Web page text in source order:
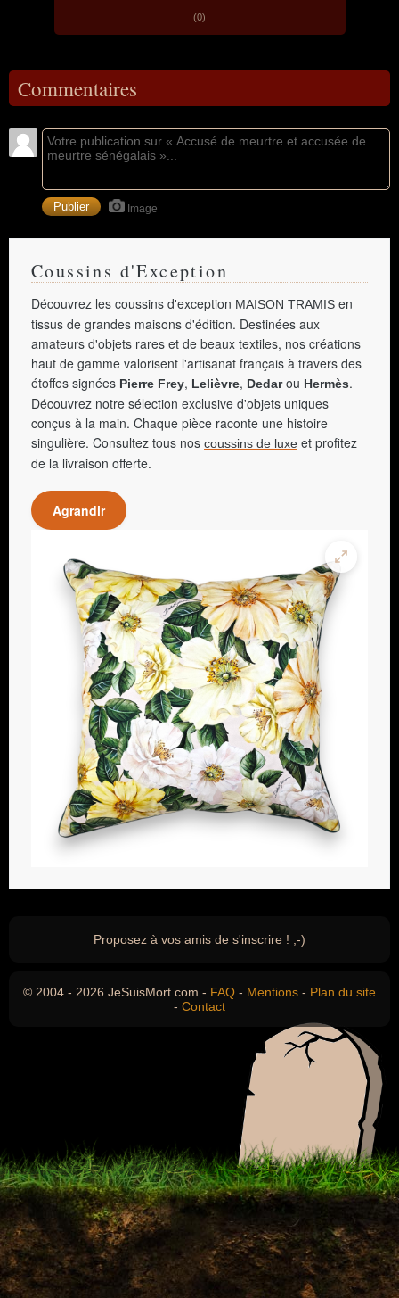
(0)
Commentaires
Image
Coussins d'Exception
Découvrez les coussins d'exception MAISON TRAMIS en
tissus de grandes maisons d'édition. Destinées aux
amateurs d'objets rares et de beaux textiles, nos créations
haut de gamme valorisent l'artisanat français à travers des
étoffes signées Pierre Frey, Lelièvre, Dedarou Hermès.
Découvrez notre sélection exclusive d'objets uniques
conçus à la main. Chaque pièce raconte une histoire
singulière. Consultez tous nos coussins de luxe et profitez
de la livraison offerte.
Agrandir
Proposez à vos amis de s'inscrire ! ;-)
© 2004 - 2026 JeSuisMort.com - FAQ - Mentions - Plan du site
- Contact